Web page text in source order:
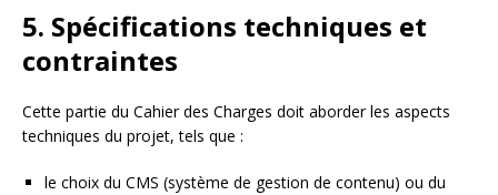
5. Spécifications techniques et
contraintes
Cette partie du Cahier des Charges doit aborder les aspects
techniques du projet, tels que :
le choix du CMS (système de gestion de contenu) ou du